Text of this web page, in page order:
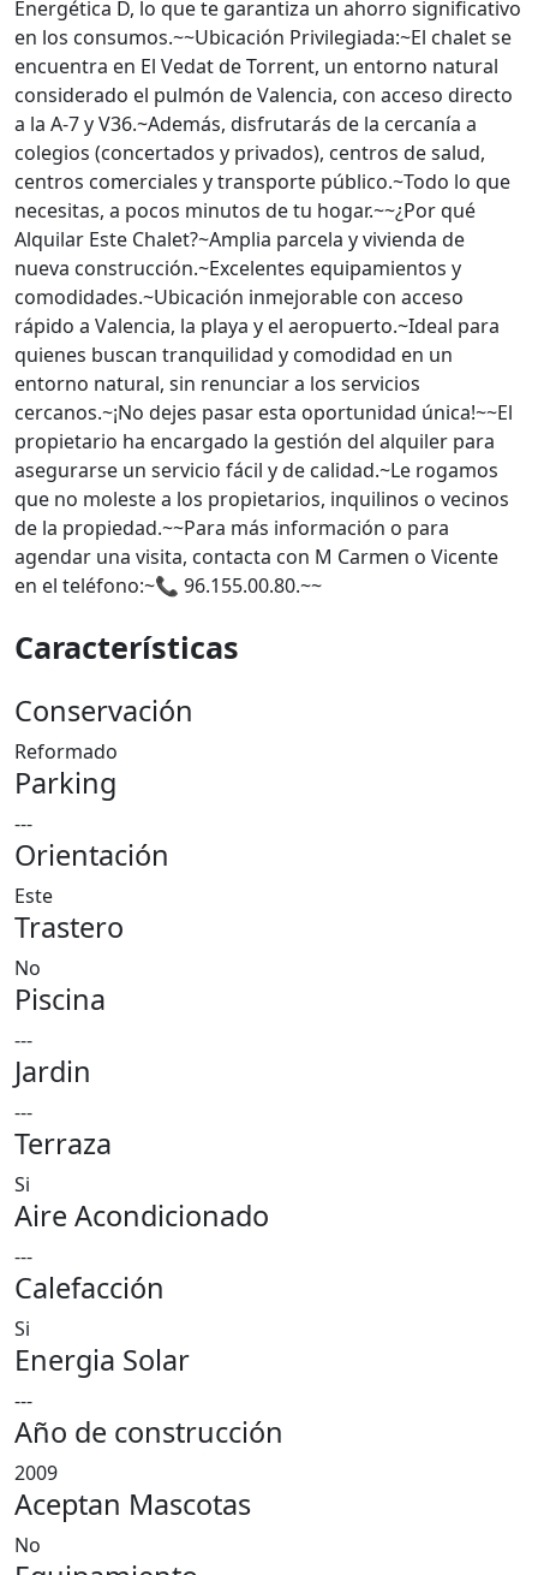
Energética D, lo que te garantiza un ahorro significativo
en los consumos.~~Ubicación Privilegiada:~El chalet se
encuentra en El Vedat de Torrent, un entorno natural
considerado el pulmón de Valencia, con acceso directo
a la A-7 y V36.~Además, disfrutarás de la cercanía a
colegios (concertados y privados), centros de salud,
centros comerciales y transporte público.~Todo lo que
necesitas, a pocos minutos de tu hogar.~~¿Por qué
Alquilar Este Chalet?~Amplia parcela y vivienda de
nueva construcción.~Excelentes equipamientos y
comodidades.~Ubicación inmejorable con acceso
rápido a Valencia, la playa y el aeropuerto.~Ideal para
quienes buscan tranquilidad y comodidad en un
entorno natural, sin renunciar a los servicios
cercanos.~¡No dejes pasar esta oportunidad única!~~El
propietario ha encargado la gestión del alquiler para
asegurarse un servicio fácil y de calidad.~Le rogamos
que no moleste a los propietarios, inquilinos o vecinos
de la propiedad.~~Para más información o para
agendar una visita, contacta con M Carmen o Vicente
en el teléfono:~📞 96.155.00.80.~~
Características
Conservación
Reformado
Parking
---
Orientación
Este
Trastero
No
Piscina
---
Jardin
---
Terraza
Si
Aire Acondicionado
---
Calefacción
Si
Energia Solar
---
Año de construcción
2009
Aceptan Mascotas
No